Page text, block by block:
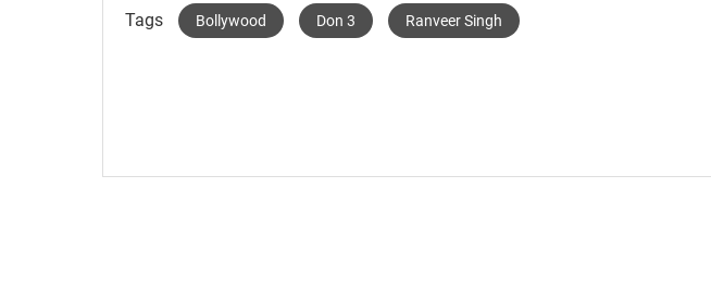
Tags Bollywood Don 3 Ranveer Singh